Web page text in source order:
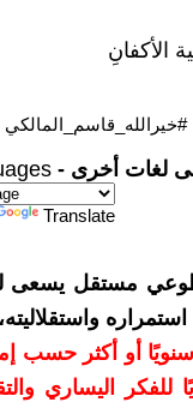
الأكفانِ
لغات أخرى -
Translate
مستقل يسعى
10 دولارات سنويًا أو
للفكر اليساري